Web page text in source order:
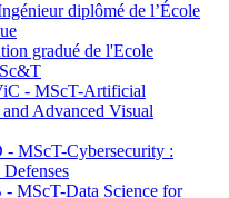
diplômé de l’École
gradué de l'Ecole
- MScT-Artificial
Advanced Visual
MScT-Cybersecurity :
MScT-Data Science for